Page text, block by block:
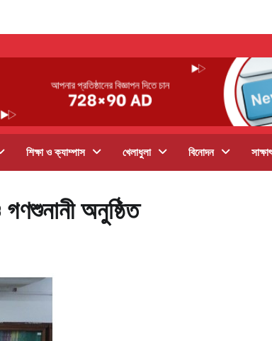
শিক্ষা ও ক্যাম্পাস খেলাধুলা বিনোদন
অনুষ্ঠিত